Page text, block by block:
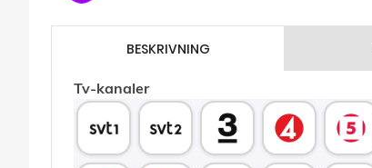
BESKRIVNING
Tv-kanaler